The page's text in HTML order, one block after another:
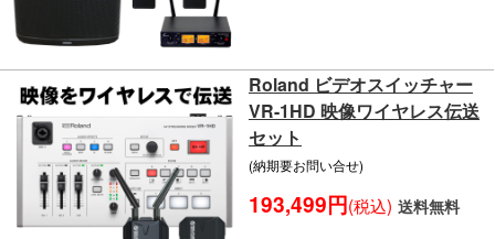
Roland ビデオスイッチャー
VR-1HD 映像ワイヤレス伝送
セット
(納期要お問い合せ)
193,499円(税込) 送料無料